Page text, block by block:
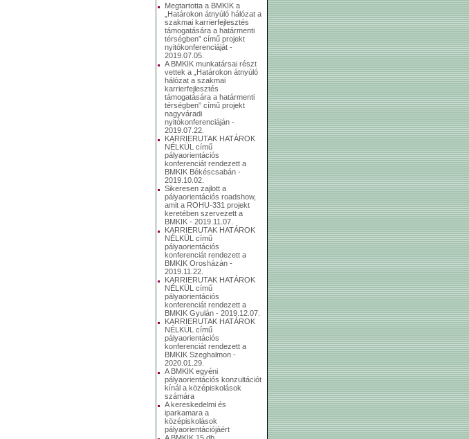
Megtartotta a BMKIK a
„Határokon átnyúló hálózat a
szakmai karrierfejlesztés
támogatására a határmenti
térségben” című projekt
nyitókonferenciáját -
2019.07.05.
A BMKIK munkatársai részt
vettek a „Határokon átnyúló
hálózat a szakmai
karrierfejlesztés
támogatására a határmenti
térségben” című projekt
nagyváradi
nyitókonferenciáján -
2019.07.22.
KARRIERUTAK HATÁROK
NÉLKÜL című
pályaorientációs
konferenciát rendezett a
BMKIK Békéscsabán -
2019.10.02.
Sikeresen zajlott a
pályaorientációs roadshow,
amit a ROHU-331 projekt
keretében szervezett a
BMKIK - 2019.11.07.
KARRIERUTAK HATÁROK
NÉLKÜL című
pályaorientációs
konferenciát rendezett a
BMKIK Orosházán -
2019.11.22.
KARRIERUTAK HATÁROK
NÉLKÜL című
pályaorientációs
konferenciát rendezett a
BMKIK Gyulán - 2019.12.07.
KARRIERUTAK HATÁROK
NÉLKÜL című
pályaorientációs
konferenciát rendezett a
BMKIK Szeghalmon -
2020.01.29.
A BMKIK egyéni
pályaorientációs konzultációt
kínál a középiskolások
számára
A kereskedelmi és
iparkamara a
középiskolások
pályaorientációjáért